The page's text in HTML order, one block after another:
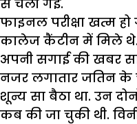
से चली गई.
फाइनल परीक्षा खत्म
कालेज कैंटीन में मिले
अपनी सगाई की खबर
नजर लगातार जतिन के
शून्य सा बैठा था. उन
कब की जा चुकी थी.